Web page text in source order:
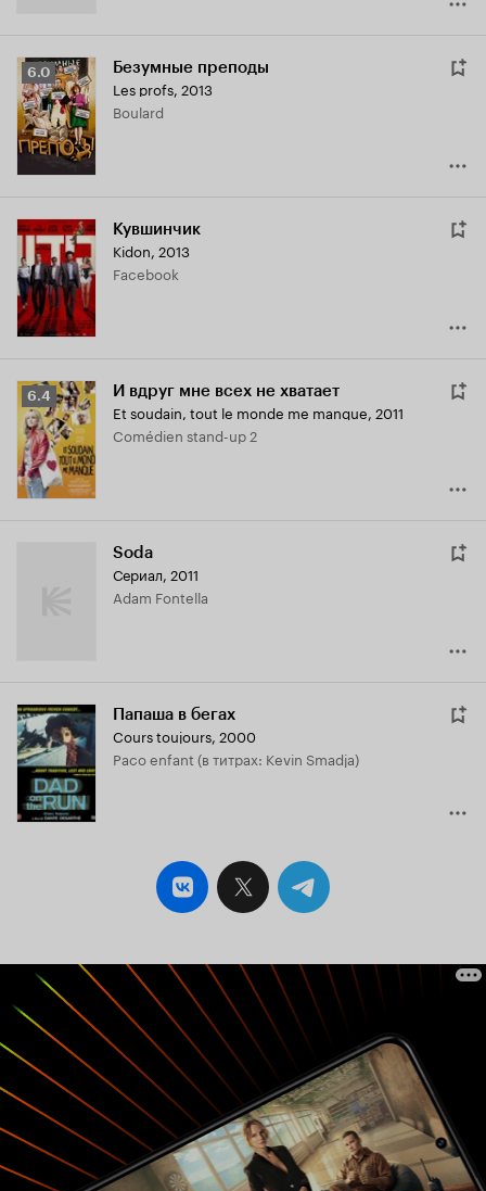
Рейтинг
Кинопоиска
6.0
6.0 Безумные преподы
Les profs, 2013
Boulard
Кувшинчик
Kidon, 2013
Facebook
Рейтинг
Кинопоиска
6.4
6.4 И вдруг мне всех не хватает
Et soudain, tout le monde me manque, 2011
Comédien stand-up 2
Soda
Сериал, 2011
Adam Fontella
Папаша в бегах
Cours toujours, 2000
Paco enfant (в титрах: Kevin Smadja)